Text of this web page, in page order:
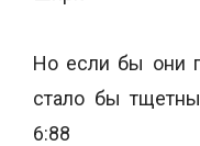
Но если бы они
стало бы
6:88